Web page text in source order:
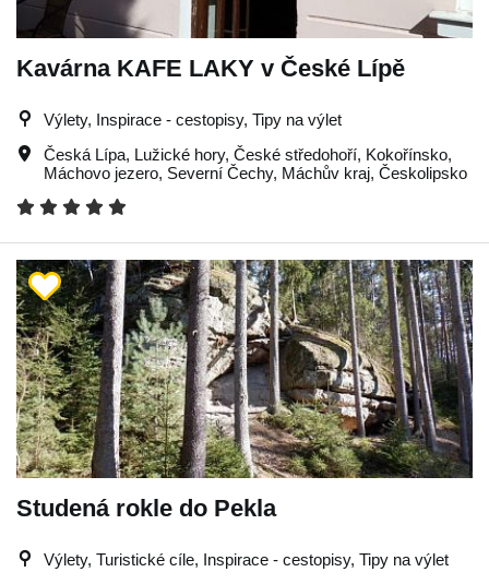
Kavárna KAFE LAKY v České Lípě
Výlety, Inspirace - cestopisy, Tipy na výlet
Česká Lípa, Lužické hory, České středohoří, Kokořínsko,
Máchovo jezero, Severní Čechy, Máchův kraj, Českolipsko
Studená rokle do Pekla
Výlety, Turistické cíle, Inspirace - cestopisy, Tipy na výlet